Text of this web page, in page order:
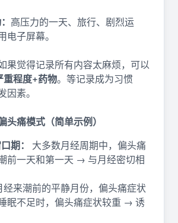
高压力的一天、旅行、剧烈运
电子屏幕。
果觉得记录所有内容太麻烦，可以
重程度+药物。等记录成为习惯
因素。
头痛模式（简单示例）
期：
大多数月经周期中，偏头痛
前一天和第一天 → 与月经密切相
经来潮前的平静月份，偏头痛症状
眠不足时，偏头痛症状较重 → 诱